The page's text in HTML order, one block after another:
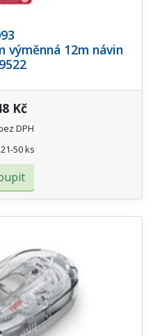
výměnná 12m návin
Kč
DPH
50 ks